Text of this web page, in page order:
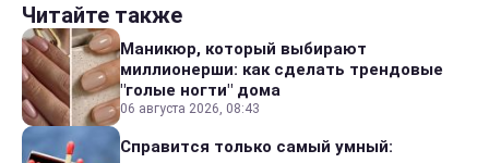
Читайте также
Маникюр, который выбирают
миллионерши: как сделать трендовые
"голые ногти" дома
06 августа 2026, 08:43
Справится только самый умный: